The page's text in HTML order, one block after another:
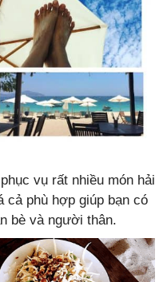
vụ rất nhiều món hải
cả phù hợp giúp bạn có
bè và người thân.